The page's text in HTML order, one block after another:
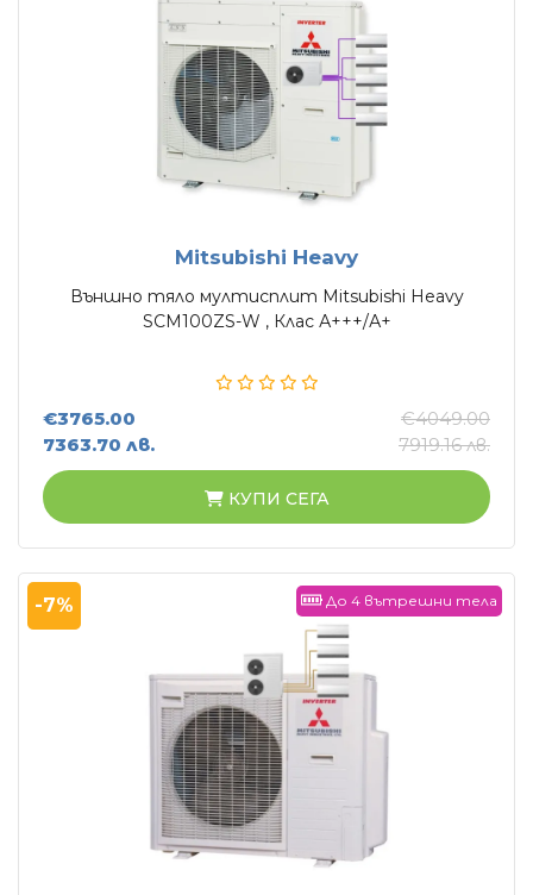
Mitsubishi Heavy
Външно тяло мултисплит Mitsubishi Heavy
SCM100ZS-W , Клас А+++/А+
€3765.00
7363.70 лв.
€4049.00
7919.16 лв.
КУПИ СЕГА
-7% До 4 вътрешни тела